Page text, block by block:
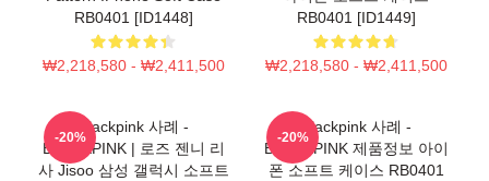
RB0401 [ID1448]
₩2,218,580 - ₩2,411,500
RB0401 [ID1449]
₩2,218,580 - ₩2,411,500
Blackpink 사례 -
BLACKPINK | 로즈 젠니 리
사 Jisoo 삼성 갤럭시 소프트
-20%
Blackpink 사례 -
BLACKPINK 제품정보 아이
폰 소프트 케이스 RB0401
-20%